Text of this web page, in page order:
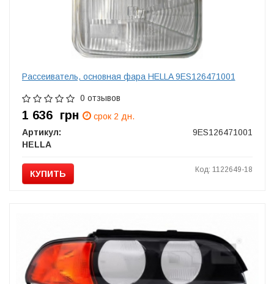
Рассеиватель, основная фара HELLA 9ES126471001
0 отзывов
1 636 грн
срок 2 дн.
Артикул:
9ES126471001
HELLA
КУПИТЬ Код: 1122649-18